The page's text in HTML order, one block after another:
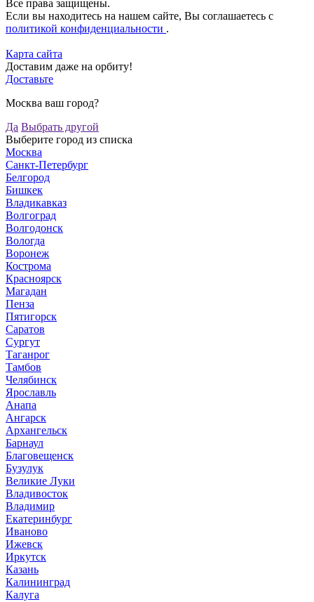
Все права защищены.
Если вы находитесь на нашем сайте, Вы соглашаетесь с
политикой конфиденциальности .
Карта сайта
Доставим даже на орбиту!
Доставьте
Москва ваш город?
Да Выбрать другой
Выберите город из списка
Москва
Санкт-Петербург
Белгород
Бишкек
Владикавказ
Волгоград
Волгодонск
Вологда
Воронеж
Кострома
Красноярск
Магадан
Пенза
Пятигорск
Саратов
Сургут
Таганрог
Тамбов
Челябинск
Ярославль
Анапа
Ангарск
Архангельск
Барнаул
Благовещенск
Бузулук
Великие Луки
Владивосток
Владимир
Екатеринбург
Иваново
Ижевск
Иркутск
Казань
Калининград
Калуга